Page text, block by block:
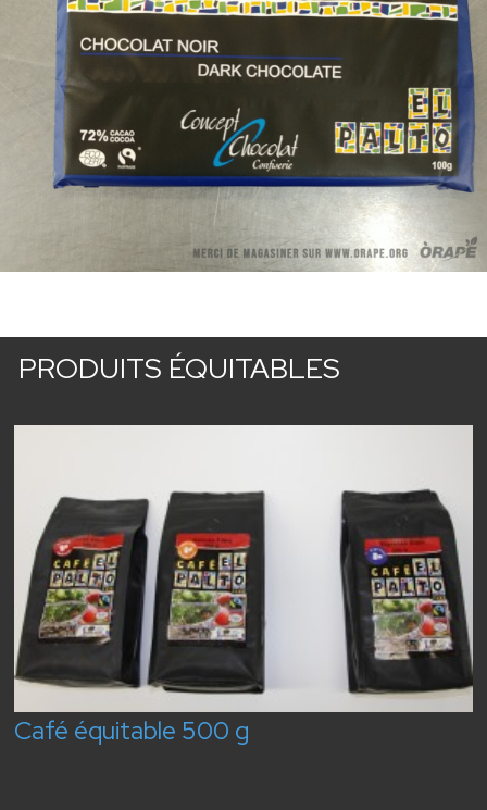
PRODUITS ÉQUITABLES
Café équitable 500 g